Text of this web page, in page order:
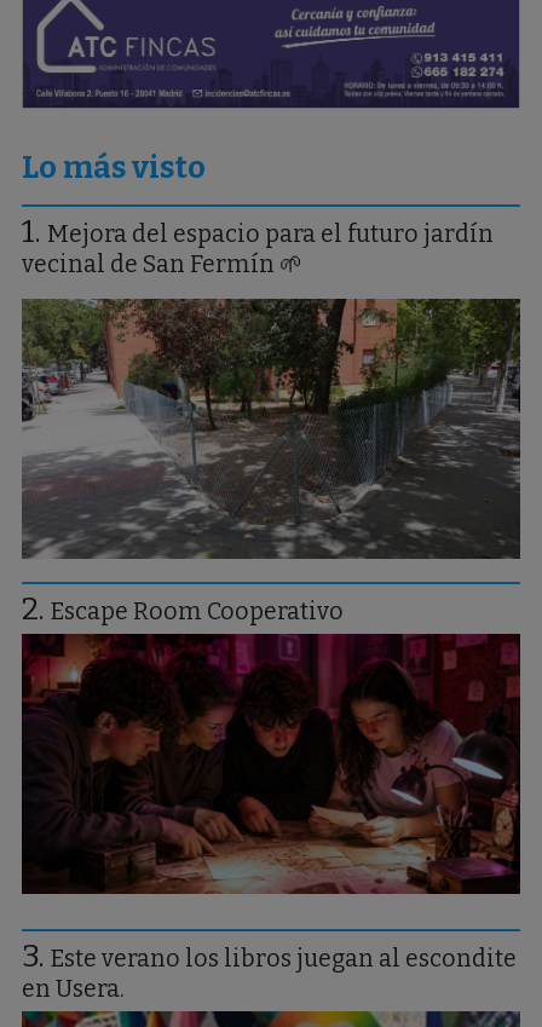
Lo más visto
Mejora del espacio para el futuro jardín
vecinal de San Fermín 🌱
Escape Room Cooperativo
Este verano los libros juegan al escondite
en Usera.